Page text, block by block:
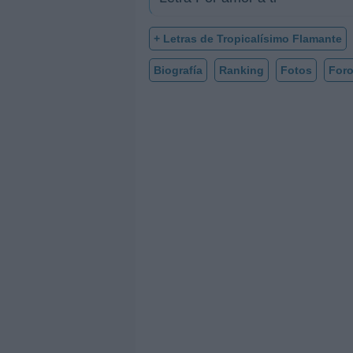
+ Letras de Tropicalísimo Flamante
Biografía Ranking Fotos Foro